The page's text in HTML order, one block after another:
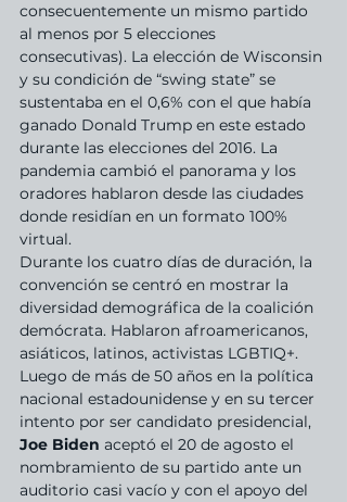
consecuentemente un mismo partido
al menos por 5 elecciones
consecutivas). La elección de Wisconsin
y su condición de “swing state” se
sustentaba en el 0,6% con el que había
ganado Donald Trump en este estado
durante las elecciones del 2016. La
pandemia cambió el panorama y los
oradores hablaron desde las ciudades
donde residían en un formato 100%
virtual.
Durante los cuatro días de duración, la
convención se centró en mostrar la
diversidad demográfica de la coalición
demócrata. Hablaron afroamericanos,
asiáticos, latinos, activistas LGBTIQ+.
Luego de más de 50 años en la política
nacional estadounidense y en su tercer
intento por ser candidato presidencial,
Joe Biden aceptó el 20 de agosto el
nombramiento de su partido ante un
auditorio casi vacío y con el apoyo del